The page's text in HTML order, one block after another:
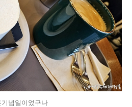
기념일이었구나